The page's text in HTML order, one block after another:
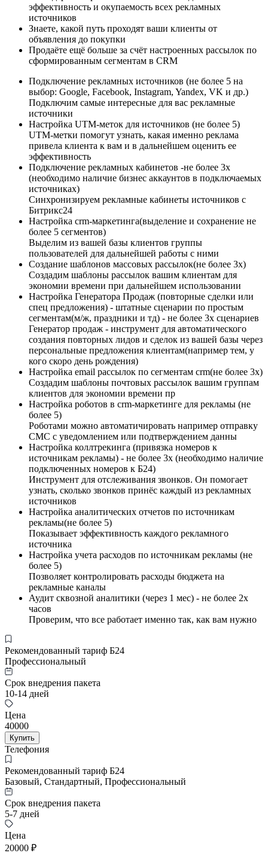
эффективность и окупаемость всех рекламных
источников
Знаете, какой путь проходят ваши клиенты от
объявления до покупки
Продаёте ещё больше за счёт настроенных рассылок по
сформированным сегментам в CRM
Подключение рекламных источников (не более 5 на
выбор: Google, Facebook, Instagram, Yandex, VK и др.)
Подключим самые интересные для вас рекламные
источники
Настройка UTM-меток для источников (не более 5)
UTM-метки помогут узнать, какая именно реклама
привела клиента к вам и в дальнейшем оценить ее
эффективность
Подключение рекламных кабинетов​​ -не более 3х
(необходимо наличие бизнес аккаунтов в подключаемых
источниках)
Синхронизируем рекламные кабинеты источников с
Битрикс24
Настройка crm-маркетинга(выделение и сохранение не
более 5 сегментов)
Выделим из вашей базы клиентов группы
пользователей для дальнейшей работы с ними
Создание шаблонов массовых рассылок(не более 3х)​
Создадим шаблоны рассылок вашим клиентам для
экономии времени при дальнейшем использовании
Настройка Генератора Продаж (повторные сделки или
спец предложения) - штатные сценарии по простым
сегментам(м/ж, праздники и тд) - не более 3х сценариев
Генератор продаж - инструмент для автоматического
создания повторных лидов и сделок из вашей базы через
персональные предложения клиентам(например тем, у
кого скоро день рождения)
Настройка email рассылок по сегментам crm(не более 3х)
Создадим шаблоны почтовых рассылок вашим группам
клиентов для экономии времени пр
Настройка роботов в crm-маркетинге для рекламы (не
более 5)
Роботами можно автоматичировать например отправку
СМС с уведомлением или подтверждением данны
Настройка коллтрекинга (привязка номеров к
источникам рекламы) - не более 3х (необходимо наличие
подключенных номеров к Б24)
Инструмент для отслеживания звонков. Он помогает
узнать, сколько звонков принёс каждый из рекламных
источников
Настройка аналитических отчетов по источникам
рекламы(не более 5)
Показывает эффективность каждого рекламного
источника
Настройка учета расходов по источникам рекламы (не
более 5)
Позволяет контролировать расходы бюджета на
рекламные каналы
Аудит сквозной аналитики (через 1 мес) - не более 2х
часов
Проверим, что все работает именно так, как вам нужно
Рекомендованный тариф Б24
Профессиональный
Срок внедрения пакета
10-14 дней
Цена
40000
Купить
Телефония
Рекомендованный тариф Б24
Базовый, Стандартный, Профессиональный
Срок внедрения пакета
5-7 дней
Цена
20000 ₽